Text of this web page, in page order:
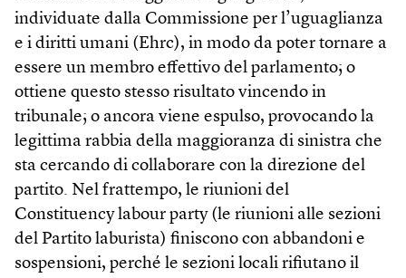
individuate dalla Commissione per l’uguaglianza
e i diritti umani (Ehrc), in modo da poter tornare a
essere un membro effettivo del parlamento; o
ottiene questo stesso risultato vincendo in
tribunale; o ancora viene espulso, provocando la
legittima rabbia della maggioranza di sinistra che
sta cercando di collaborare con la direzione del
partito. Nel frattempo, le riunioni del
Constituency labour party (le riunioni alle sezioni
del Partito laburista) finiscono con abbandoni e
sospensioni, perché le sezioni locali rifiutano il